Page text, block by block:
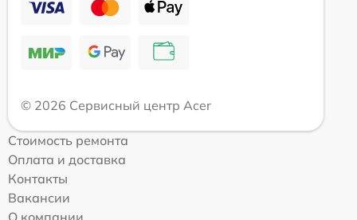
© 2026 Сервисный центр Acer
Стоимость ремонта
Оплата и доставка
Контакты
Вакансии
О компании